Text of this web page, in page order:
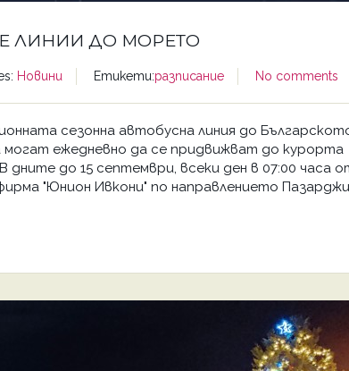
ЛИНИИ ДО МОРЕТО
Новини Етикети:разписание No comments
сезонна автобусна линия до
ежедневно да се придвижват до курорта
до 15 септември, всеки ден в 07:00 часа
"Юнион Ивкони" по направлението